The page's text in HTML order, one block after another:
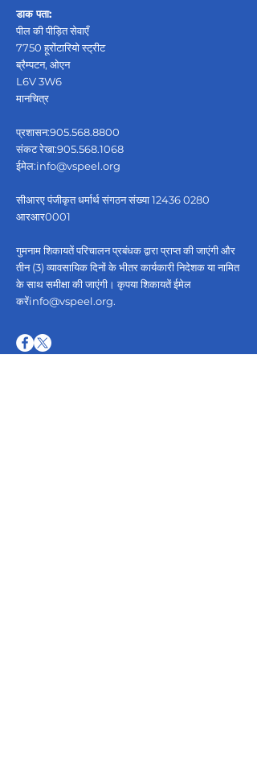
डाक पता:
पील की पीड़ित सेवाएँ
7750 हूरोंटारियो स्ट्रीट
ब्रैम्पटन, ओएन
L6V 3W6
मानचित्र
प्रशासन:905.568.8800
संकट रेखा:905.568.1068
ईमेल:info@vspeel.org
सीआरए पंजीकृत धर्मार्थ संगठन संख्या12436 0280
आरआर0001
गुमनाम शिकायतें परिचालन प्रबंधक द्वारा प्राप्त की जाएंगी और
तीन (3) व्यावसायिक दिनों के भीतर कार्यकारी निदेशक या नामित
के साथ समीक्षा की जाएंगी। कृपया शिकायतें ईमेल
करेंinfo@vspeel.org.